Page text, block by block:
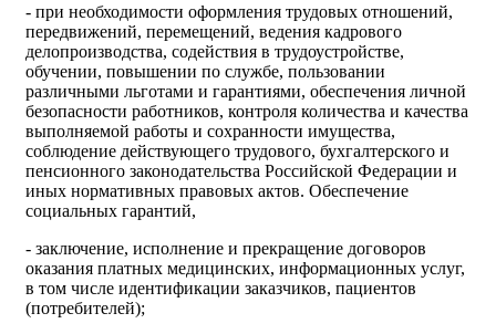
- при необходимости оформления трудовых отношений,
передвижений, перемещений, ведения кадрового
делопроизводства, содействия в трудоустройстве,
обучении, повышении по службе, пользовании
различными льготами и гарантиями, обеспечения личной
безопасности работников, контроля количества и качества
выполняемой работы и сохранности имущества,
соблюдение действующего трудового, бухгалтерского и
пенсионного законодательства Российской Федерации и
иных нормативных правовых актов. Обеспечение
социальных гарантий,
- заключение, исполнение и прекращение договоров
оказания платных медицинских, информационных услуг,
в том числе идентификации заказчиков, пациентов
(потребителей);